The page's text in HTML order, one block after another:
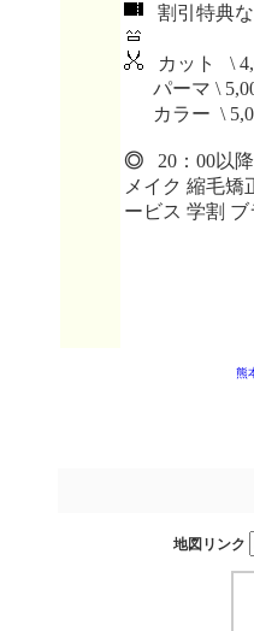
割引特典
カット \
パーマ \
カラー \
◎ 20：00以
メイク 縮毛
ービス 学割
熊
地図リンク